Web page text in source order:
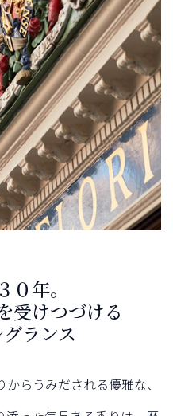
０年。
受けつづける
ランス
らうみだされる優雅な、